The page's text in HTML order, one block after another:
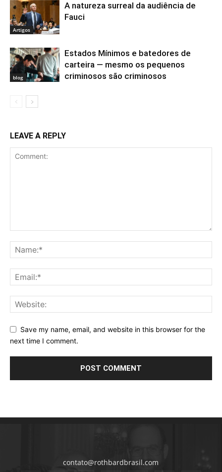
Artigos
A natureza surreal da audiência de
Fauci
blog
Estados Mínimos e batedores de
carteira — mesmo os pequenos
criminosos são criminosos
LEAVE A REPLY
Save my name, email, and website in this browser for the
next time I comment.
contato@rothbardbrasil.com